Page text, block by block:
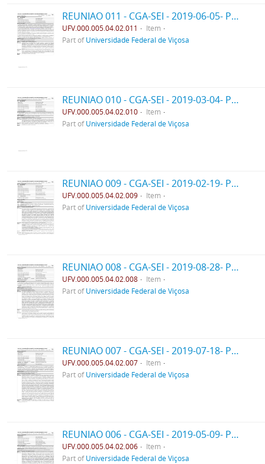
REUNIAO 011 - CGA-SEI - 2019-06-05- PPO
UFV.000.005.04.02.011
Item
Part ofUniversidade Federal de Viçosa
REUNIAO 010 - CGA-SEI - 2019-03-04- PPO
UFV.000.005.04.02.010
Item
Part ofUniversidade Federal de Viçosa
REUNIAO 009 - CGA-SEI - 2019-02-19- PPO
UFV.000.005.04.02.009
Item
Part ofUniversidade Federal de Viçosa
REUNIAO 008 - CGA-SEI - 2019-08-28- PPO
UFV.000.005.04.02.008
Item
Part ofUniversidade Federal de Viçosa
REUNIAO 007 - CGA-SEI - 2019-07-18- PPO
UFV.000.005.04.02.007
Item
Part ofUniversidade Federal de Viçosa
REUNIAO 006 - CGA-SEI - 2019-05-09- PPO
UFV.000.005.04.02.006
Item
Part ofUniversidade Federal de Viçosa